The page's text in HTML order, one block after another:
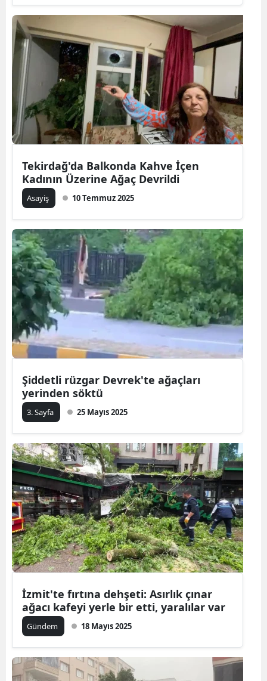
Tekirdağ'da Balkonda Kahve İçen
Kadının Üzerine Ağaç Devrildi
Asayiş 10 Temmuz 2025
Şiddetli rüzgar Devrek'te ağaçları
yerinden söktü
3. Sayfa 25 Mayıs 2025
İzmit'te fırtına dehşeti: Asırlık çınar
ağacı kafeyi yerle bir etti, yaralılar var
Gündem 18 Mayıs 2025